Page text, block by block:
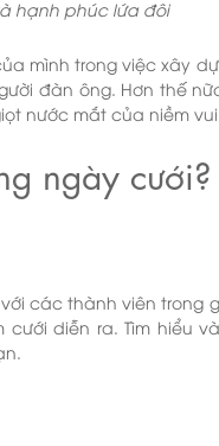
hạnh phúc lứa đôi
mình trong việc xây
đàn ông. Hơn thế
nước mắt của niềm
ngày cưới?
các thành viên trong
diễn ra. Tìm hiểu